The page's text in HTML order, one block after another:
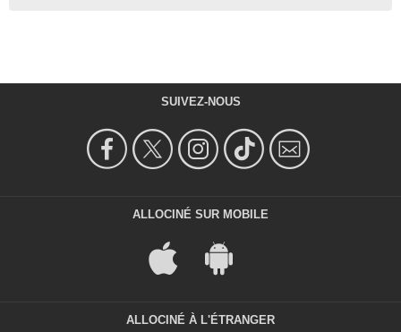
SUIVEZ-NOUS
ALLOCINÉ SUR MOBILE
ALLOCINÉ À L'ÉTRANGER